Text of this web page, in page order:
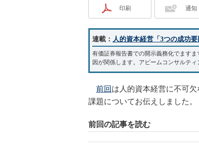
印刷 通知
連載： 人的資本経営「3つの成功要
有価証券報告書での開示義務化でます
因が関係します。アビームコンサルティ
前回 は人的資本経営に不可
課題についてお伝えしました。
前回の記事を読む